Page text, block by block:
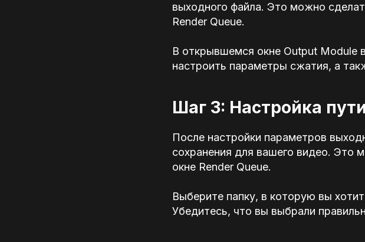
выходного файла. Это можно
Render Queue.
В открывшемся окне Output Module
настроить параметры сжатия, а
Шаг 3: Настройка
После настройки параметров
сохранения для вашего видео. Это
окне Render Queue.
Выберите папку, в которую вы
Убедитесь, что вы выбрали